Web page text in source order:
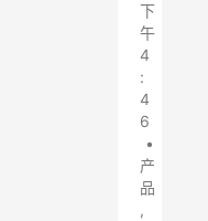
下
午
4
:
4
6
•
产
品
,